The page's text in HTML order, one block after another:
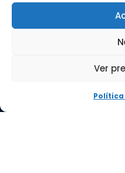
Ver
Política
ECONET
TRABALHE CONOSCO